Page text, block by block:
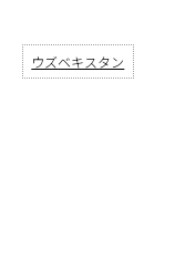
ウズベキスタン